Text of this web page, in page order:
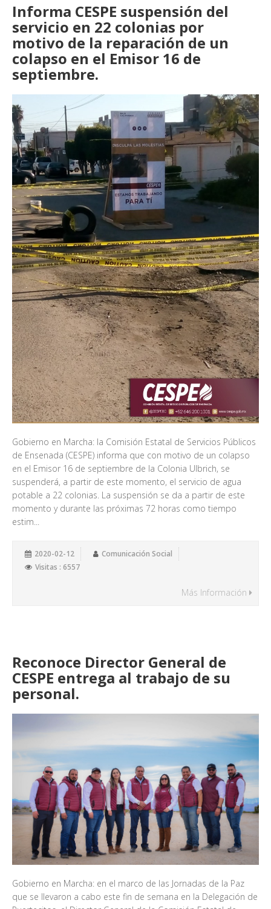
Informa CESPE suspensión del
servicio en 22 colonias por
motivo de la reparación de un
colapso en el Emisor 16 de
septiembre.
Gobierno en Marcha: la Comisión Estatal de Servicios Públicos
de Ensenada (CESPE) informa que con motivo de un colapso
en el Emisor 16 de septiembre de la Colonia Ulbrich, se
suspenderá, a partir de este momento, el servicio de agua
potable a 22 colonias. La suspensión se da a partir de este
momento y durante las próximas 72 horas como tiempo
estim...
2020-02-12
Comunicación Social
Visitas : 6557
Más Información
Reconoce Director General de
CESPE entrega al trabajo de su
personal.
Gobierno en Marcha: en el marco de las Jornadas de la Paz
que se llevaron a cabo este fin de semana en la Delegación de